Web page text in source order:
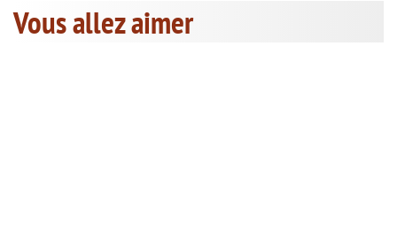
Vous allez aimer